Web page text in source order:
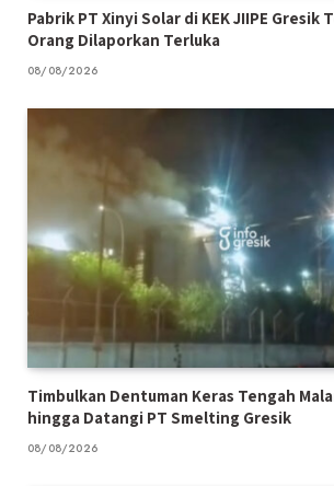
Pabrik PT Xinyi Solar di KEK JIIPE Gresik
Orang Dilaporkan Terluka
08/08/2026
Timbulkan Dentuman Keras Tengah
hingga Datangi PT Smelting Gresik
08/08/2026